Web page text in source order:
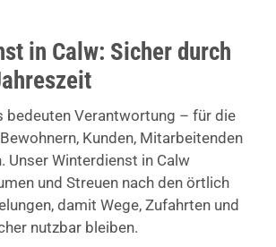
in Calw: Sicher durch
bedeuten Verantwortung – für die
Kunden, Mitarbeitenden
Unser Winterdienst in Calw
und Streuen nach den örtlich
damit Wege, Zufahrten und
nutzbar bleiben.